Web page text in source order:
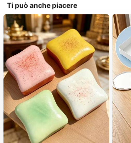
Ti può anche piacere